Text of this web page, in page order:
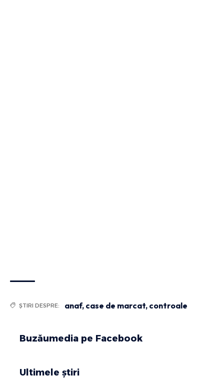
ȘTIRI DESPRE: anaf, case de marcat, controale
Buzăumedia pe Facebook
Ultimele știri